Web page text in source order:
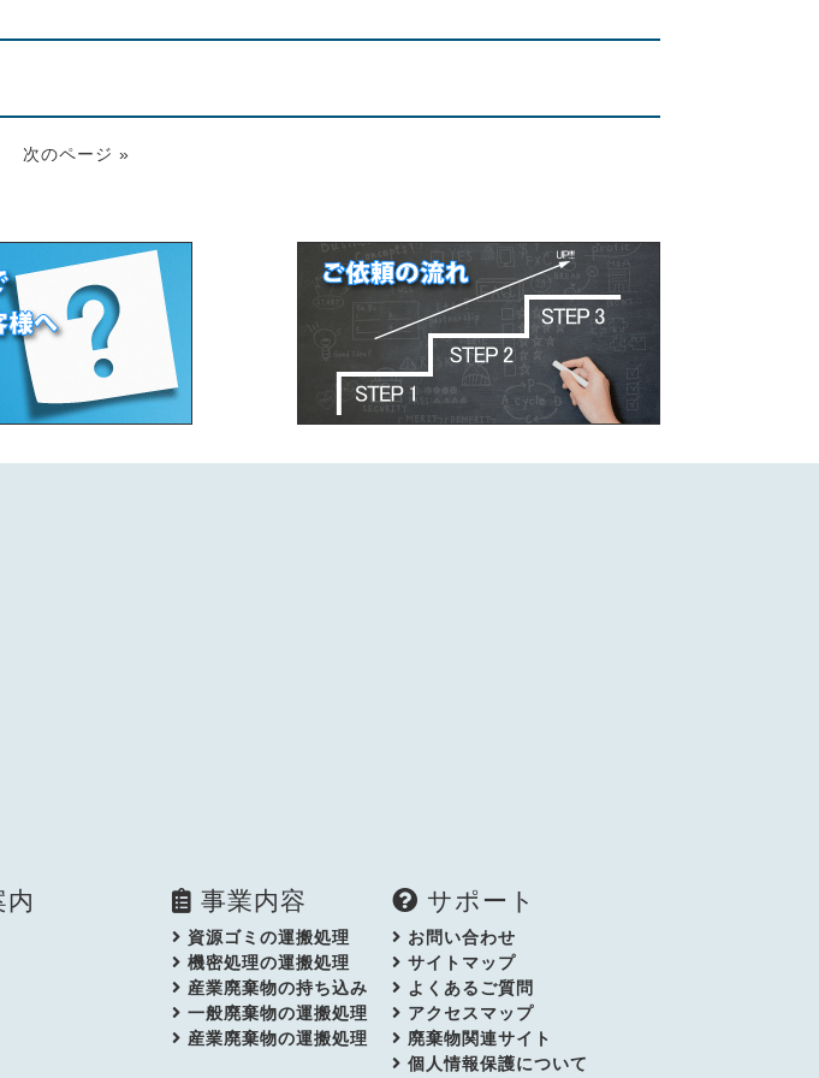
次のページ »
内 事業内容
資源ゴミの運搬処理
機密処理の運搬処理
産業廃棄物の持ち込み
一般廃棄物の運搬処理
産業廃棄物の運搬処理
サポート
お問い合わせ
サイトマップ
よくあるご質問
アクセスマップ
廃棄物関連サイト
個人情報保護について